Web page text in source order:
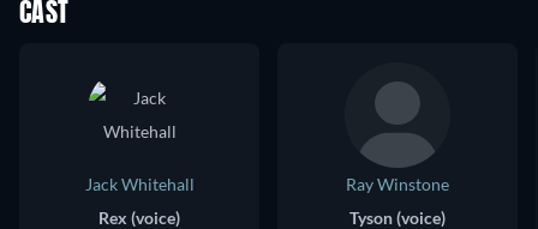
CAST
Jack Whitehall
Rex (voice)
Ray Winstone
Tyson (voice)